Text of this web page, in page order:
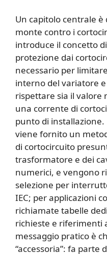
Un capitolo centrale
monte contro i
introduce il concetto
protezione dai
necessario per
interno del variatore
rispettare sia il valore
una corrente di
punto di
viene fornito un
di cortocircuito
trasformatore e dei
numerici, e vengono
selezione per
IEC; per applicazioni
richiamate tabelle
richieste e riferimenti
messaggio pratico è
“accessoria”: fa parte